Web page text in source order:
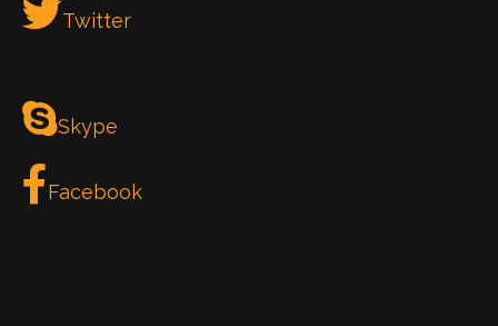
Twitter
Skype
Facebook